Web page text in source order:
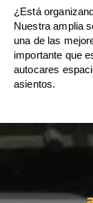
¿Está
Nuestra amplia
una de las
importante que
autocares
asientos.